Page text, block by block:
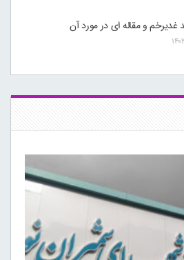
غدیرخم و مقاله ای در مورد آن